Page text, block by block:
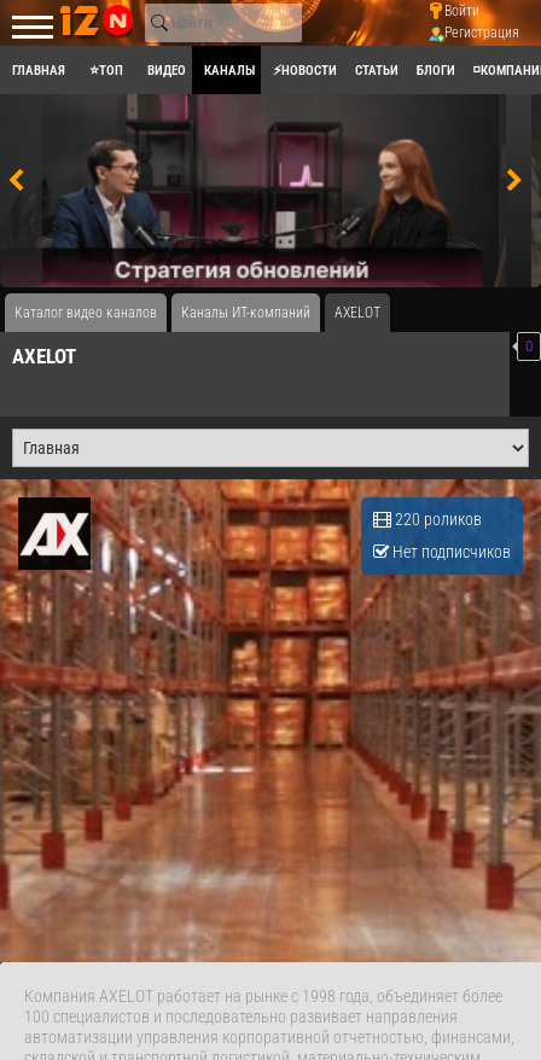
Войти
Регистрация
ГЛАВНАЯ ⭐ТОП ВИДЕО КАНАЛЫ ⚡НОВОСТИ СТАТЬИ БЛОГИ
Каталог видео каналов Каналы ИТ-компаний AXELOT
0
AXELOT
220 роликов
Нет подписчиков
Компания AXELOT работает на рынке с 1998 года, объединяет более
100 специалистов и последовательно развивает направления
автоматизации управления корпоративной отчетностью, финансами,